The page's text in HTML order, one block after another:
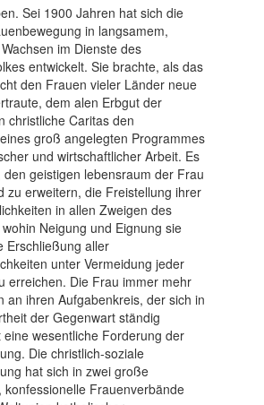
Sei 1900 Jahren hat sich die
in langsamem,
im Dienste des
entwickelt. Sie brachte, als das
den Frauen vieler Länder neue
dem alen Erbgut der
christliche Caritas den
groß angelegten Programmes
und wirtschaftlicher Arbeit. Es
geistigen lebensraum der Frau
zu erweitern, die Freistellung ihrer
in allen Zweigen des
Neigung und Eignung sie
Erschließung aller
unter Vermeidung jeder
erreichen. Die Frau immer mehr
an ihren Aufgabenkreis, der sich in
der Gegenwart ständig
wesentliche Forderung der
Die christlich-soziale
hat sich in zwei große
konfessionelle Frauenverbände